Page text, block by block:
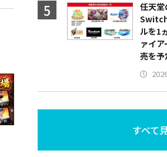
任天
ルを1
ァイ
売を予
すべて